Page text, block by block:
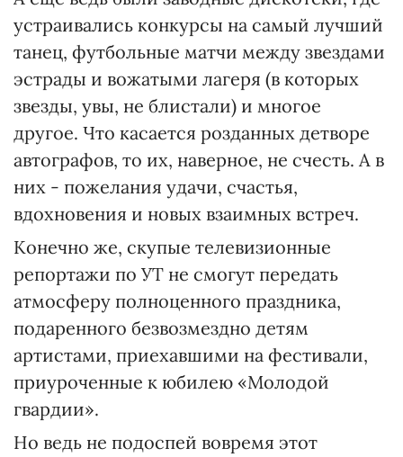
устраивались конкурсы на самый лучший
танец, футбольные матчи между звездами
эстрады и вожатыми лагеря (в которых
звезды, увы, не блистали) и многое
другое. Что касается розданных детворе
автографов, то их, наверное, не счесть. А в
них - пожелания удачи, счастья,
вдохновения и новых взаимных встреч.
Конечно же, скупые телевизионные
репортажи по УТ не смогут передать
атмосферу полноценного праздника,
подаренного безвозмездно детям
артистами, приехавшими на фестивали,
приуроченные к юбилею «Молодой
гвардии».
Но ведь не подоспей вовремя этот